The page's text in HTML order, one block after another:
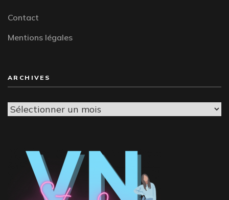
Contact
Mentions légales
ARCHIVES
Archives